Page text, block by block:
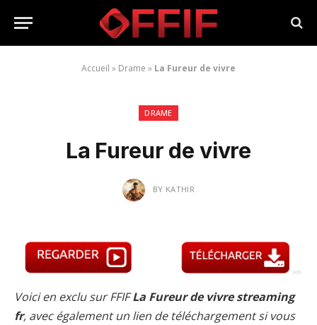
Accueil » Drame » La Fureur de vivre
DRAME
La Fureur de vivre
BY KATHIR
Voici en exclu sur FFIFLa Fureur de vivre streaming
fr, avec également un lien de téléchargement si vous